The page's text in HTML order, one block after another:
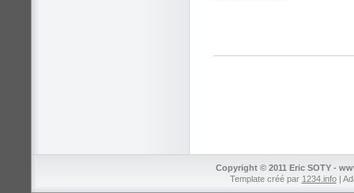
Copyright © 2011 Eric SOTY -
Template créé par 1234.info|